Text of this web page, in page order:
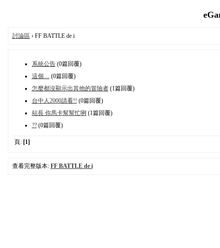
討論區 › FF BATTLE de i
系統公告(0篇回覆)
這個.... (0篇回覆)
怎麼都沒顯示出其他的冒險者(1篇回覆)
台中人2000請看!! (0篇回覆)
站長 你馬卡幫幫忙咧 (1篇回覆)
??(0篇回覆)
頁: [1]
查看完整版本: FF BATTLE de i